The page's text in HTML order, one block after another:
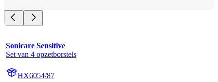
Sonicare Sensitive
Set van 4 opzetborstels
HX6054/87